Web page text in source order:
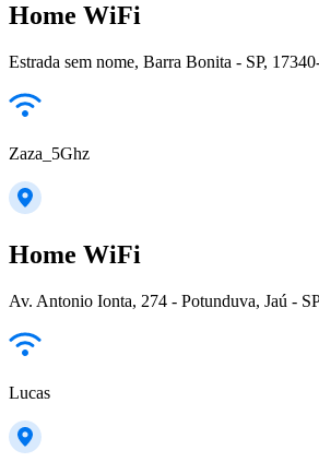
Home WiFi
Estrada sem nome, Barra Bonita - SP,
Zaza_5Ghz
Home WiFi
Av. Antonio Ionta, 274 - Potunduva, Jaú -
Lucas